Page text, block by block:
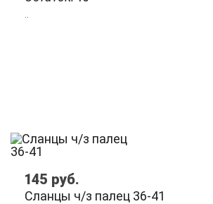
Сланцы ч/з палец 36-41
145 руб.